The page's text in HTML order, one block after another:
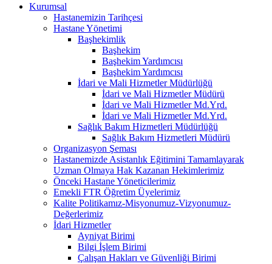
Kurumsal
Hastanemizin Tarihçesi
Hastane Yönetimi
Başhekimlik
Başhekim
Başhekim Yardımcısı
Başhekim Yardımcısı
İdari ve Mali Hizmetler Müdürlüğü
İdari ve Mali Hizmetler Müdürü
İdari ve Mali Hizmetler Md.Yrd.
İdari ve Mali Hizmetler Md.Yrd.
Sağlık Bakım Hizmetleri Müdürlüğü
Sağlık Bakım Hizmetleri Müdürü
Organizasyon Şeması
Hastanemizde Asistanlık Eğitimini Tamamlayarak
Uzman Olmaya Hak Kazanan Hekimlerimiz
Önceki Hastane Yöneticilerimiz
Emekli FTR Öğretim Üyelerimiz
Kalite Politikamız-Misyonumuz-Vizyonumuz-
Değerlerimiz
İdari Hizmetler
Ayniyat Birimi
Bilgi İşlem Birimi
Çalışan Hakları ve Güvenliği Birimi